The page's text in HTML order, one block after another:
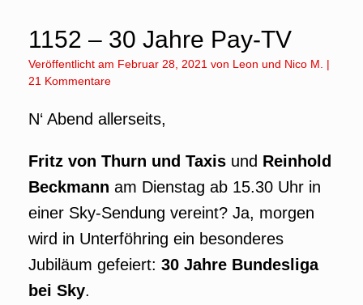
1152 – 30 Jahre Pay-TV
Veröffentlicht am Februar 28, 2021 von Leon und Nico M.
|
21 Kommentare
N‘ Abend allerseits,
Fritz von Thurn und Taxis und Reinhold
Beckmann am Dienstag ab 15.30 Uhr in
einer Sky-Sendung vereint? Ja, morgen
wird in Unterföhring ein besonderes
Jubiläum gefeiert: 30 Jahre Bundesliga
bei Sky.